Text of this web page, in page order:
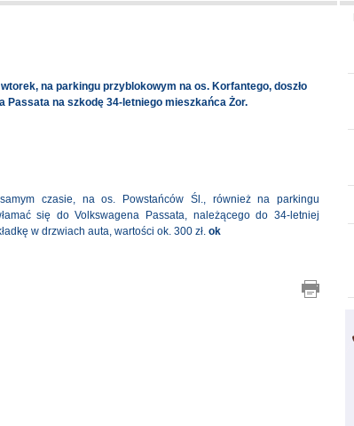
na parkingu przyblokowym na os. Korfantego, doszło
Passata na szkodę 34-letniego mieszkańca Żor.
czasie, na os. Powstańców Śl., również na parkingu
się do Volkswagena Passata, należącego do 34-letniej
w drzwiach auta, wartości ok. 300 zł. ok